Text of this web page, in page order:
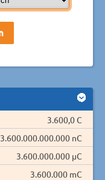
3.600,0 C
3.600.000.000.000 nC
3.600.000.000 µC
3.600.000 mC